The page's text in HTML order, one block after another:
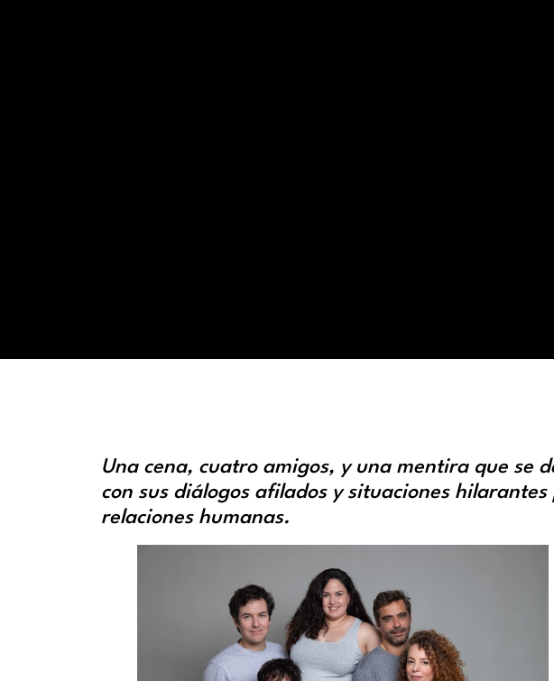
Una cena, cuatro amigos, y una mentira que se
con sus diálogos afilados y situaciones
relaciones humanas.